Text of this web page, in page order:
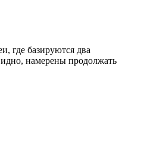
где базируются два
намерены продолжать